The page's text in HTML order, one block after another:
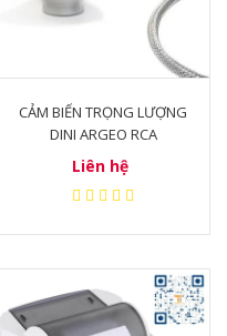
CẢM BIẾN TRỌNG LƯỢNG
DINI ARGEO RCA
Liên hệ